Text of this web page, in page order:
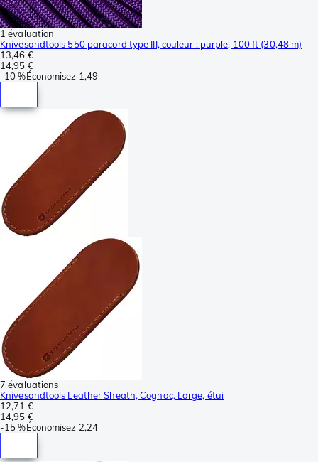
1 évaluation
Knivesandtools 550 paracord type III, couleur : purple, 100 ft (30,48 m)
13,46 €
14,95 €
-10 %Économisez 1,49
7 évaluations
Knivesandtools Leather Sheath, Cognac, Large, étui
12,71 €
14,95 €
-15 %Économisez 2,24